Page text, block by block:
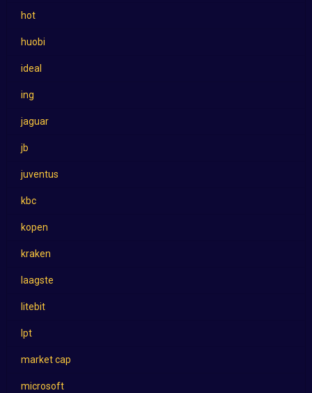
hot
huobi
ideal
ing
jaguar
jb
juventus
kbc
kopen
kraken
laagste
litebit
lpt
market cap
microsoft